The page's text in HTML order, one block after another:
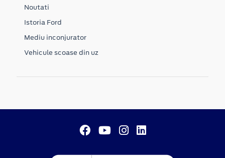
Noutati
Istoria Ford
Mediu inconjurator
Vehicule scoase din uz